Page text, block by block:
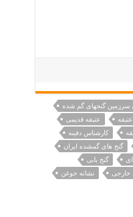
سرزمین گنجهای گم شده
عتیقه قدیمی
کارشناس دفینه
گنج های گمشده ایران
گنج یابی
خارجی
نشانه جوغن